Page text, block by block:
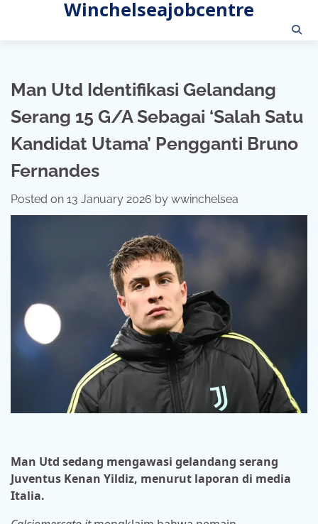
content
Winchelseajobcentre
Man Utd Identifikasi Gelandang
Serang 15 G/A Sebagai ‘Salah Satu
Kandidat Utama’ Pengganti Bruno
Fernandes
Posted on 13 January 2026 by wwinchelsea
Man Utd sedang mengawasi gelandang serang
Juventus Kenan Yildiz, menurut laporan di media
Italia.